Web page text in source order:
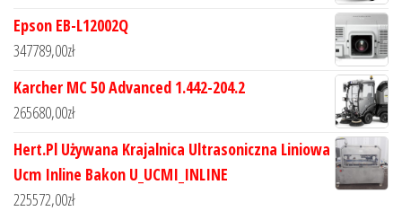
Epson EB-L12002Q
347789,00zł
Karcher MC 50 Advanced 1.442-204.2
265680,00zł
Hert.Pl Używana Krajalnica Ultrasoniczna Liniowa
Ucm Inline Bakon U_UCMI_INLINE
225572,00zł